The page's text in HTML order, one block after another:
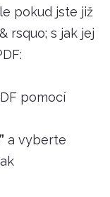
pokud jste již
rsquo; s jak jej
pomocí
a vyberte